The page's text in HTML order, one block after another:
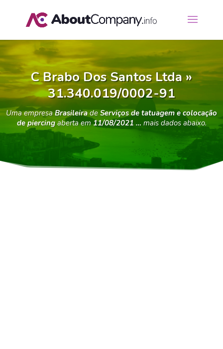
C Brabo Dos Santos Ltda »
31.340.019/0002-91
Uma empresaBrasileirade Serviços de tatuagem e colocação
de piercingaberta em11/08/2021 …mais dados abaixo.